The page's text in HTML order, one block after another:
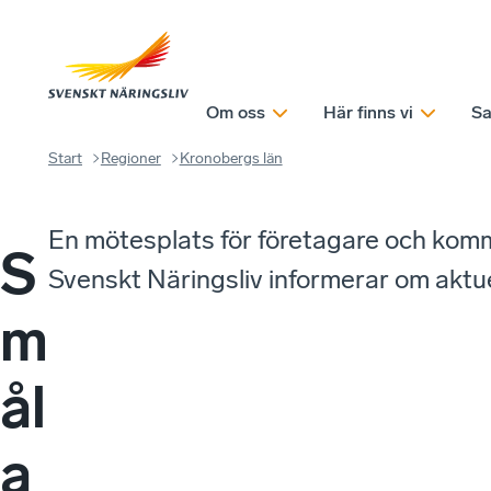
Om oss Här finns vi
Start Regioner Kronobergs län
S
m
ål
a
En mötesplats för företagare och
Svenskt Näringsliv informerar om